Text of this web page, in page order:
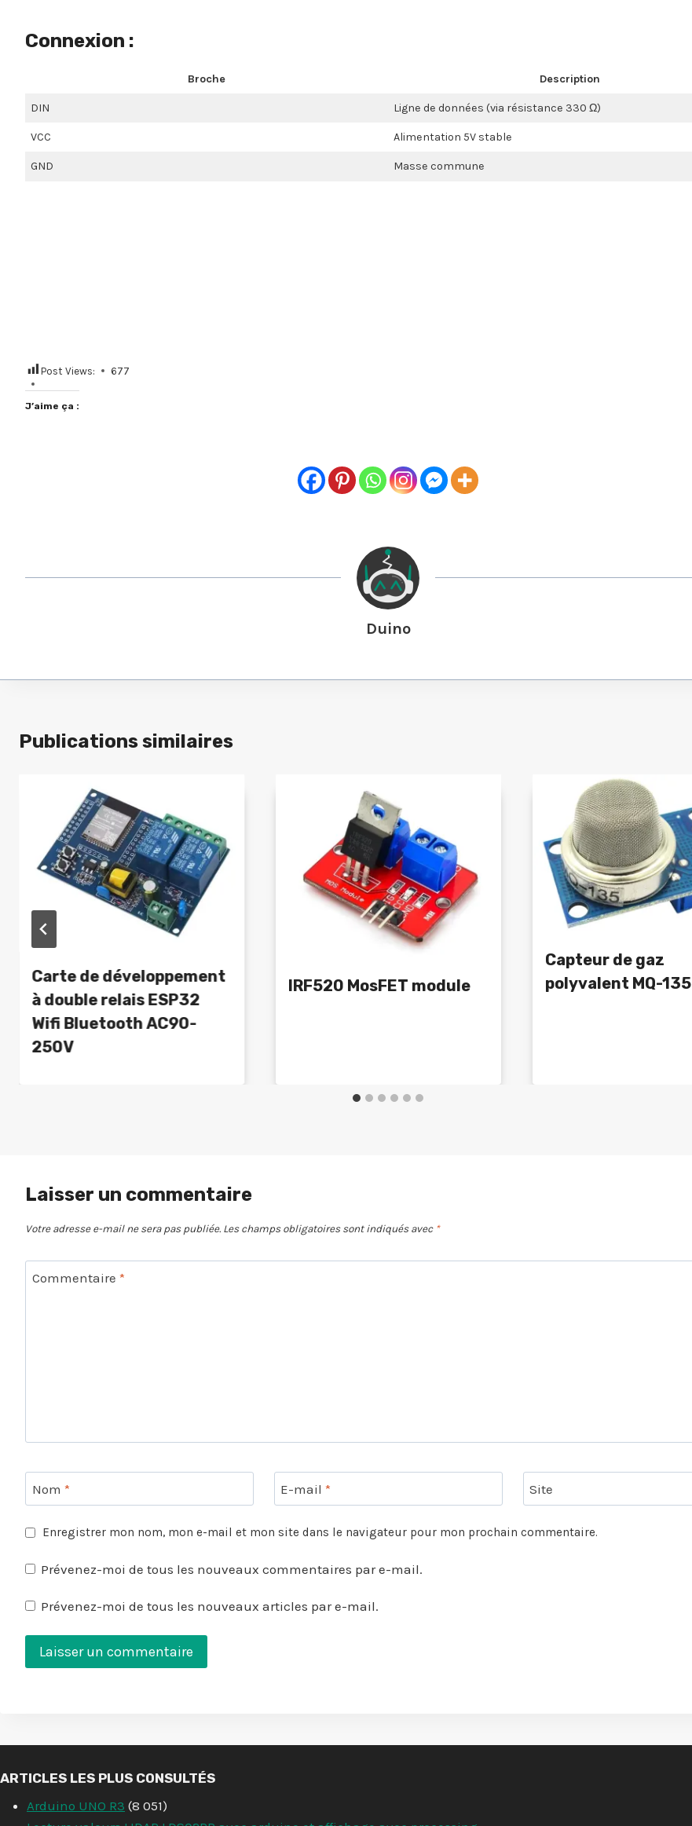
Connexion :
Broche Description
DIN Ligne de données (via résistance 330 Ω)
VCC Alimentation 5V stable
GND Masse commune
Post Views: 677
J’aime ça :
Duino
Publications similaires
Carte de développement
à double relais ESP32
Wifi Bluetooth AC90-
250V
IRF520 MosFET module
Capteur de gaz
polyvalent MQ-135
Laisser un commentaire
Votre adresse e-mail ne sera pas publiée. Les champs obligatoires sont indiqués avec *
Commentaire *
Nom * E-mail* Site
Enregistrer mon nom, mon e-mail et mon site dans le navigateur pour mon prochain commentaire.
Prévenez-moi de tous les nouveaux commentaires par e-mail.
Prévenez-moi de tous les nouveaux articles par e-mail.
ARTICLES LES PLUS CONSULTÉS
Arduino UNO R3 (8 051)